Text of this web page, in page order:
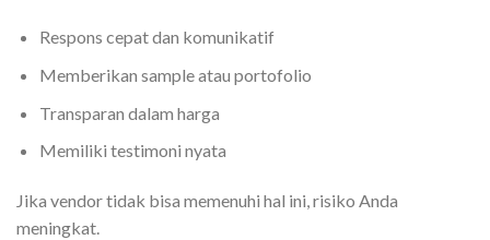
Respons cepat dan komunikatif
Memberikan sample atau portofolio
Transparan dalam harga
Memiliki testimoni nyata
Jika vendor tidak bisa memenuhi hal ini, risiko Anda
meningkat.